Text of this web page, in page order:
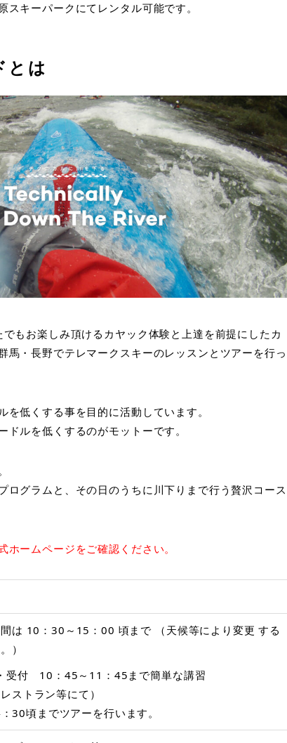
スキーパークにてレンタル可能です。
とは
もお楽しみ頂けるカヤック体験と上達を前提にしたカ
馬・長野でテレマークスキーのレッスンとツアーを行っ
低くする事を目的に活動しています。
ドルを低くするのがモットーです。
ログラムと、その日のうちに川下りまで行う贅沢コース
ームページをご確認ください。
は 10：30～15：00 頃まで （天候等により変更 する
）
受付 10：45～11：45まで簡単な講習
ストラン等にて）
30頃までツアーを行います。